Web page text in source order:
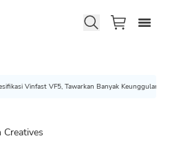
Vinfast VF5, Tawarkan Banyak Keunggulan
Creatives